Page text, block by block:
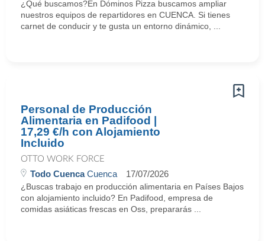
¿Qué buscamos?En Dóminos Pizza buscamos ampliar
nuestros equipos de repartidores en CUENCA. Si tienes
carnet de conducir y te gusta un entorno dinámico, ...
Personal de Producción
Alimentaria en Padifood |
17,29 €/h con Alojamiento
Incluido
OTTO WORK FORCE
Todo CuencaCuenca 17/07/2026
¿Buscas trabajo en producción alimentaria en Países Bajos
con alojamiento incluido? En Padifood, empresa de
comidas asiáticas frescas en Oss, prepararás ...